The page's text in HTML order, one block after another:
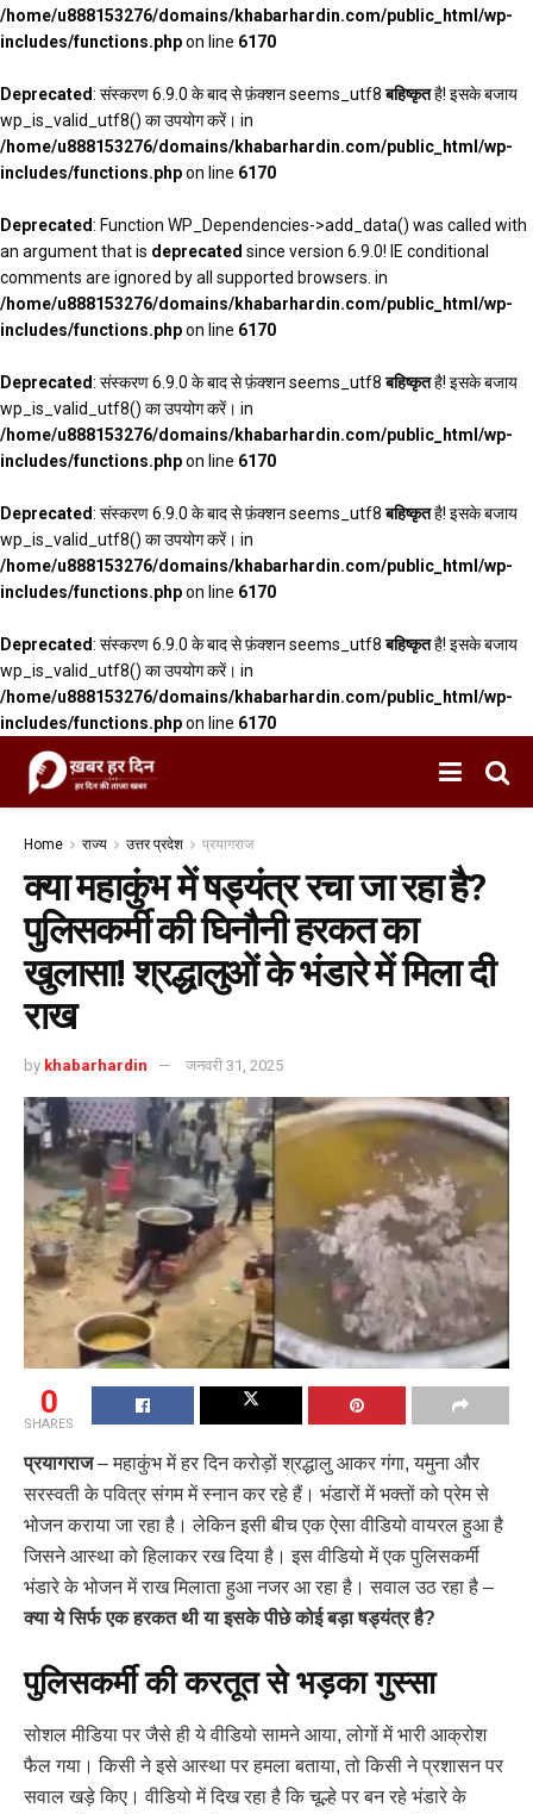
/home/u888153276/domains/khabarhardin.com/public_html/wp-
includes/functions.phpon line 6170
Deprecated: संस्करण 6.9.0 के बाद से फ़ंक्शन seems_utf8बहिष्कृतहै! इसके बजाय
wp_is_valid_utf8() का उपयोग करें। in
/home/u888153276/domains/khabarhardin.com/public_html/wp-
includes/functions.phpon line 6170
Deprecated: Function WP_Dependencies->add_data() was called with
an argument that is deprecated since version 6.9.0! IE conditional
comments are ignored by all supported browsers. in
/home/u888153276/domains/khabarhardin.com/public_html/wp-
includes/functions.phpon line 6170
Deprecated: संस्करण 6.9.0 के बाद से फ़ंक्शन seems_utf8बहिष्कृतहै! इसके बजाय
wp_is_valid_utf8() का उपयोग करें। in
/home/u888153276/domains/khabarhardin.com/public_html/wp-
includes/functions.phpon line 6170
Deprecated: संस्करण 6.9.0 के बाद से फ़ंक्शन seems_utf8बहिष्कृतहै! इसके बजाय
wp_is_valid_utf8() का उपयोग करें। in
/home/u888153276/domains/khabarhardin.com/public_html/wp-
includes/functions.phpon line 6170
Deprecated: संस्करण 6.9.0 के बाद से फ़ंक्शन seems_utf8बहिष्कृतहै! इसके बजाय
wp_is_valid_utf8() का उपयोग करें। in
/home/u888153276/domains/khabarhardin.com/public_html/wp-
includes/functions.phpon line 6170
Home राज्य उत्तर प्रदेश प्रयागराज
क्या महाकुंभ में षड्यंत्र रचा जा रहा है?
पुलिसकर्मी की घिनौनी हरकत का
खुलासा! श्रद्धालुओं के भंडारे में मिला दी
राख
by khabarhardin जनवरी 31, 2025
0
SHARES
प्रयागराज– महाकुंभ में हर दिन करोड़ों श्रद्धालु आकर गंगा, यमुना और
सरस्वती के पवित्र संगम में स्नान कर रहे हैं। भंडारों में भक्तों को प्रेम से
भोजन कराया जा रहा है। लेकिन इसी बीच एक ऐसा वीडियो वायरल हुआ है
जिसने आस्था को हिलाकर रख दिया है। इस वीडियो में एक पुलिसकर्मी
भंडारे के भोजन में राख मिलाता हुआ नजर आ रहा है। सवाल उठ रहा है –
क्या ये सिर्फ एक हरकत थी या इसके पीछे कोई बड़ा षड्यंत्र है?
पुलिसकर्मी की करतूत से भड़का गुस्सा
सोशल मीडिया पर जैसे ही ये वीडियो सामने आया, लोगों में भारी आक्रोश
फैल गया। किसी ने इसे आस्था पर हमला बताया, तो किसी ने प्रशासन पर
सवाल खड़े किए। वीडियो में दिख रहा है कि चूल्हे पर बन रहे भंडारे के